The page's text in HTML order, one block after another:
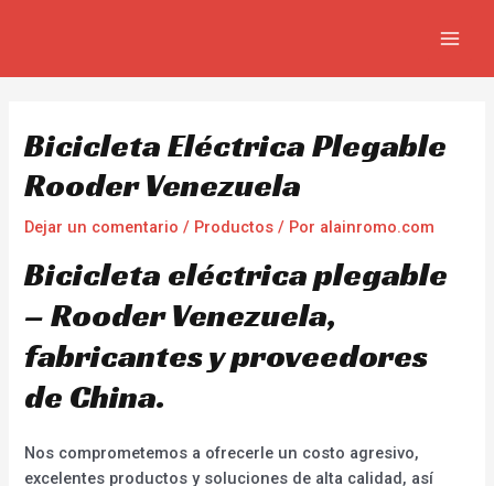
Bicicleta Eléctrica Plegable
Rooder Venezuela
Dejar un comentario / Productos / Por alainromo.com
Bicicleta eléctrica plegable
– Rooder Venezuela,
fabricantes y proveedores
de China.
Nos comprometemos a ofrecerle un costo agresivo,
excelentes productos y soluciones de alta calidad, así